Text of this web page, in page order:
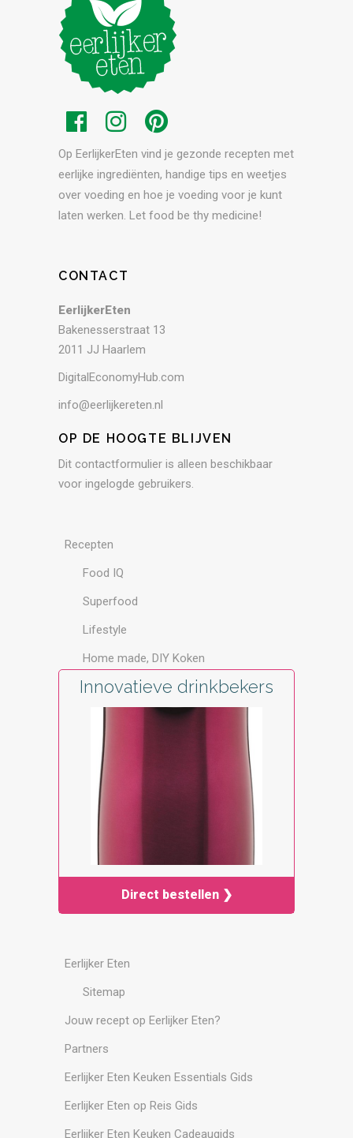
Op EerlijkerEten vind je gezonde recepten met
eerlijke ingrediënten, handige tips en weetjes
over voeding en hoe je voeding voor je kunt
laten werken. Let food be thy medicine!
CONTACT
EerlijkerEten
Bakenesserstraat 13
2011 JJ Haarlem
DigitalEconomyHub.com
info@eerlijkereten.nl
OP DE HOOGTE BLIJVEN
Dit contactformulier is alleen beschikbaar
voor ingelogde gebruikers.
Recepten
Food IQ
Superfood
Lifestyle
Home made, DIY Koken
Innovatieve drinkbekers
Direct bestellen ❯
Eerlijker Eten
Sitemap
Jouw recept op Eerlijker Eten?
Partners
Eerlijker Eten Keuken Essentials Gids
Eerlijker Eten op Reis Gids
Eerlijker Eten Keuken Cadeaugids